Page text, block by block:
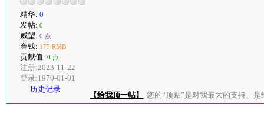
精华: 0
发帖: 0
威望: 0 点
金钱: 175 RMB
贡献值: 0 点
注册:2023-11-22
登录:1970-01-01
历史记录
【给我顶一帖】 您的“顶贴”是对我最大的支持、